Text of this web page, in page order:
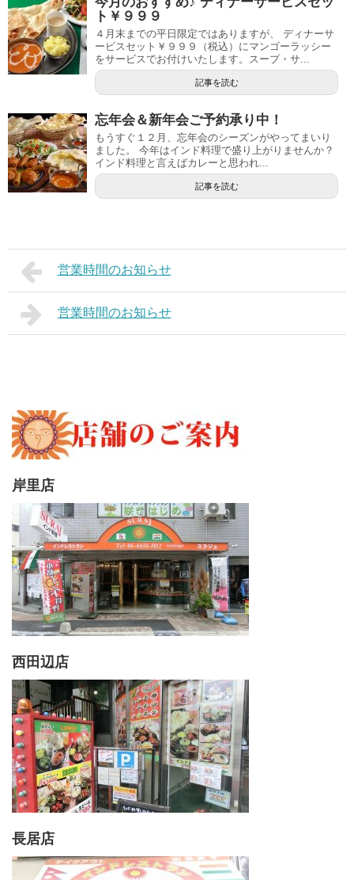
ト￥９９９
４月末までの平日限定ではありますが、 ディナーサ
ービスセット￥９９９（税込）にマンゴーラッシー
をサービスでお付けいたします。スープ・サ...
記事を読む
忘年会＆新年会ご予約承り中！
もうすぐ１２月、忘年会のシーズンがやってまいり
ました。 今年はインド料理で盛り上がりませんか？
インド料理と言えばカレーと思われ...
記事を読む
営業時間のお知らせ
営業時間のお知らせ
岸里店
西田辺店
長居店